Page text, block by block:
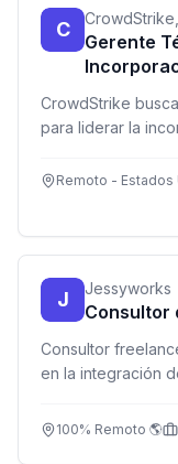
C
Gerente
CrowdStrike
para liderar la
y relaciones
Remoto -
J Jessyworks
Consultor
Consultor
en la integración
100% Remoto 🌎